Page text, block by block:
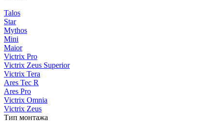
Talos
Star
Mythos
Mini
Maior
Victrix Pro
Victrix Zeus Superior
Victrix Tera
Ares Tec R
Ares Pro
Victrix Omnia
Victrix Zeus
Тип монтажа